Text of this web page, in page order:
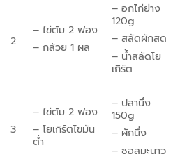
2
– ไข่ต้ม 2 ฟอง
– กล้วย 1 ผล
– อกไก่ย่าง
120g
– สลัดผักสด
– น้ำสลัดโย
เกิร์ต
3
– ไข่ต้ม 2 ฟอง
– โยเกิร์ตไขมัน
ต่ำ
– ปลานึ่ง
150g
– ผักนึ่ง
– ซอสมะนาว